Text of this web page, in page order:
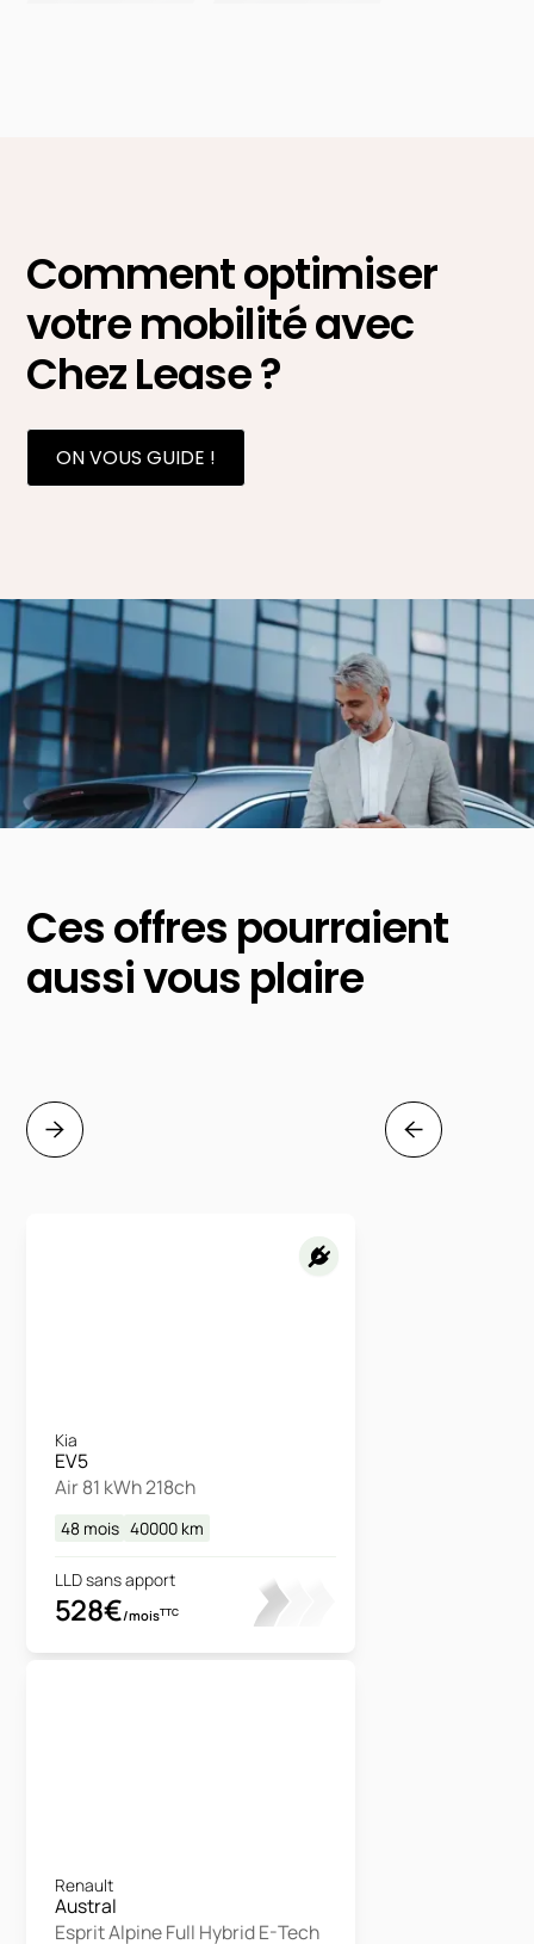
Comment optimiser
votre mobilité avec
Chez Lease ?
ON VOUS GUIDE !
Ces offres pourraient
aussi vous plaire
Kia
EV5
Air 81 kWh 218ch
48 mois 40000 km
LLD sans apport
528€/moisTTC
Renault
Austral
Esprit Alpine Full Hybrid E-Tech